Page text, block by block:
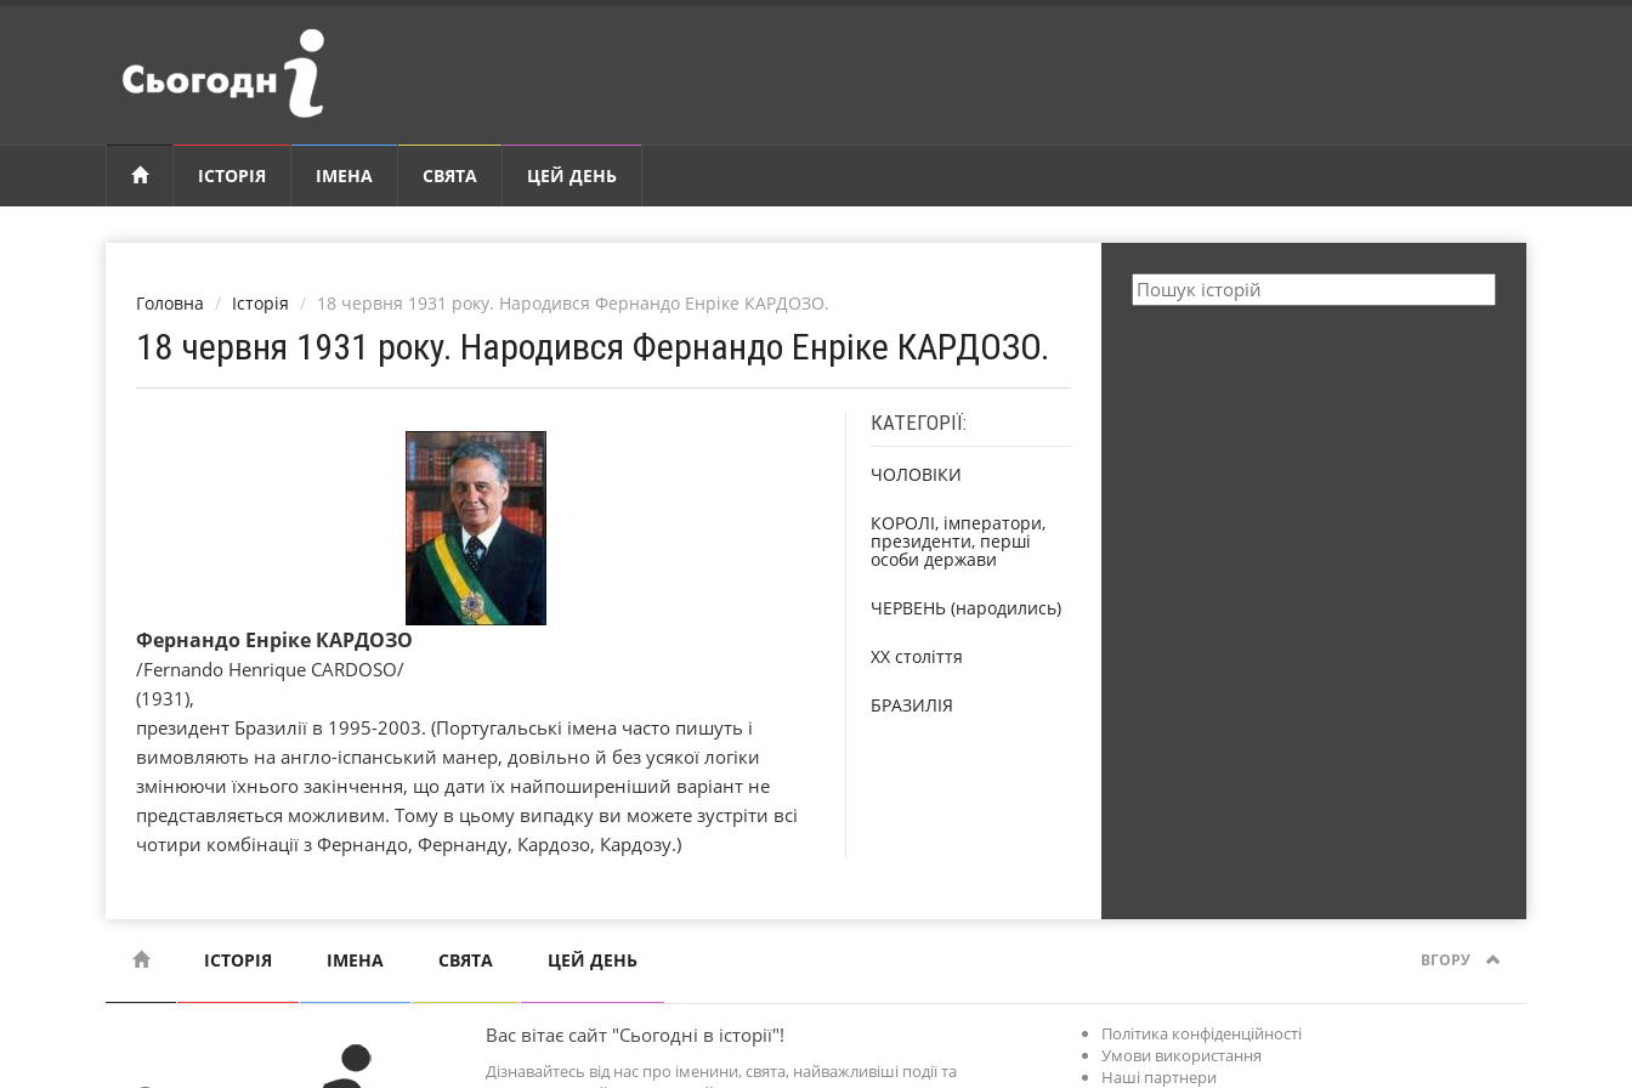
ІСТОРІЯ ІМЕНА СВЯТА ЦЕЙ ДЕНЬ
Головна Історія 18 червня 1931 року. Народився Фернандо Енріке КАРДОЗО.
18 червня 1931 року. Народився Фернандо Енріке КАРДОЗО.
Фернандо Енріке КАРДОЗО
/Fernando Henrіque CARDOSO/
(1931),
президент Бразилії в 1995-2003. (Португальські імена часто пишуть і
вимовляють на англо-іспанський манер, довільно й без усякої логіки
змінюючи їхнього закінчення, що дати їх найпоширеніший варіант не
представляється можливим. Тому в цьому випадку ви можете зустріти всі
чотири комбінації з Фернандо, Фернанду, Кардозо, Кардозу.)
КАТЕГОРІЇ:
ЧОЛОВІКИ
КОРОЛІ, імператори,
президенти, перші
особи держави
ЧЕРВЕНЬ (народились)
XX століття
БРАЗИЛІЯ
ІСТОРІЯ ІМЕНА СВЯТА ЦЕЙ ДЕНЬ ВГОРУ
Вас вітає сайт "Сьогодні в історії"!
Дізнавайтесь від нас про іменини, свята, найважливіші події та
Політика конфіденційності
Умови використання
Наші партнери